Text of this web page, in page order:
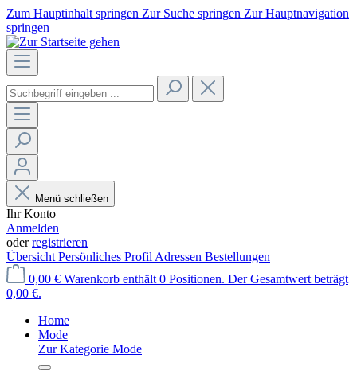
Zum Hauptinhalt springen Zur Suche springen Zur Hauptnavigation
springen
Menü schließen
Ihr Konto
Anmelden
oderregistrieren
Übersicht Persönliches Profil Adressen Bestellungen
0,00 € Warenkorb enthält 0 Positionen. Der Gesamtwert beträgt
0,00 €.
Home
Mode
Zur Kategorie Mode